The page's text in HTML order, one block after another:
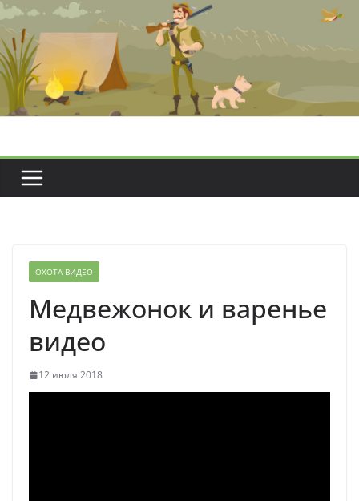
Перейти
содержимому
ОХОТА ВИДЕО
Медвежонок и варенье
видео
12 июля 2018